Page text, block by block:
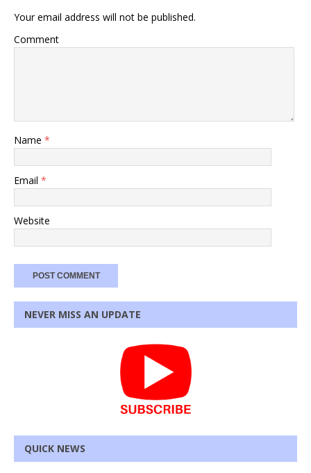
Your email address will not be published.
Comment
Name *
Email *
Website
NEVER MISS AN UPDATE
QUICK NEWS